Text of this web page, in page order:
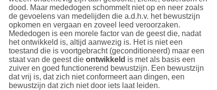
dood. Maar mededogen schommelt niet op en neer zoals
de gevoelens van medelijden die a.d.h.v. het bewustzijn
opkomen en vergaan en zoveel leed veroorzaken.
Mededogen is een morele factor van de geest die, nadat
het ontwikkeld is, altijd aanwezig is. Het is niet een
toestand die is voortgebracht (geconditioneerd) maar een
staat van de geest die ontwikkeld is met als basis een
zuiver en goed functionerend bewustzijn. Een bewustzijn
dat vrij is, dat zich niet conformeert aan dingen, een
bewustzijn dat zich niet door iets laat leiden.